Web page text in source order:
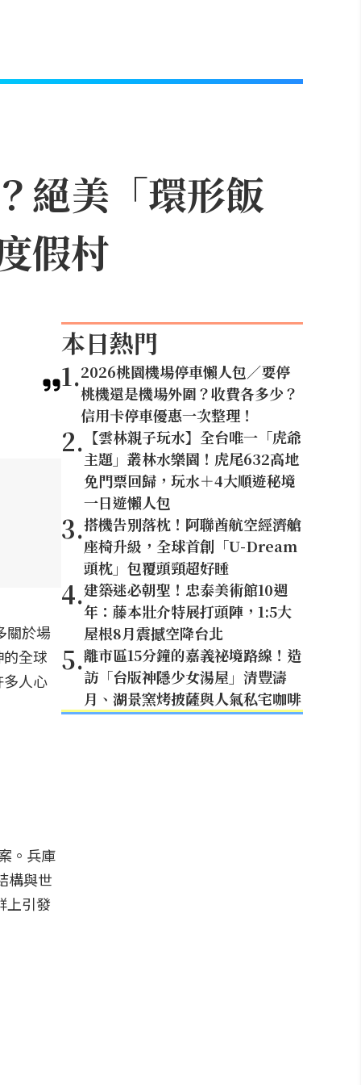
絕美「環形飯
假村
關於場
全球
人心
。兵庫
構與世
上引發
本日熱門
1.2026桃園機場停車懶人包／要停
桃機還是機場外圍？收費各多少？
信用卡停車優惠一次整理！
2. 【雲林親子玩水】全台唯一「虎爺
主題」叢林水樂園！虎尾632高地
免門票回歸，玩水＋4大順遊秘境
一日遊懶人包
3.搭機告別落枕！阿聯酋航空經濟艙
座椅升級，全球首創「U-Dream
頭枕」包覆頭頸超好睡
4.建築迷必朝聖！忠泰美術館10週
年：藤本壯介特展打頭陣，1:5大
屋根8月震撼空降台北
5.離市區15分鐘的嘉義祕境路線！造
訪「台版神隱少女湯屋」清豐濤
月、湖景窯烤披薩與人氣私宅咖啡